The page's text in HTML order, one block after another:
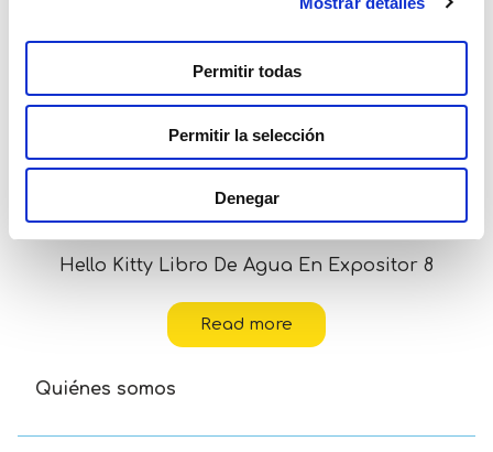
Permitir todas
Permitir la selección
Denegar
Hello Kitty Libro De Agua En Expositor 8
Read more
Quiénes somos